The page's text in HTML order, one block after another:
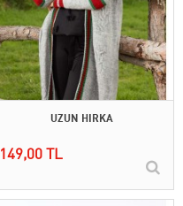
UZUN HIRKA
149,00 TL